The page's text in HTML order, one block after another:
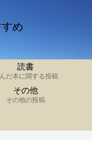
め
読書
だ本に関する投稿
その他
その他の投稿